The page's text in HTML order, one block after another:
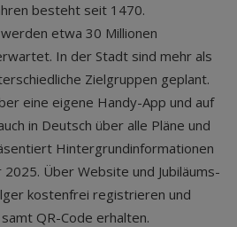
besteht seit 1470.
etwa 30 Millionen
In der Stadt sind mehr als
Zielgruppen geplant.
eine eigene Handy-App und auf
in Deutsch über alle Pläne und
Hintergrundinformationen
2025. Über Website und Jubiläums-
kostenfrei registrieren und
QR-Code erhalten.